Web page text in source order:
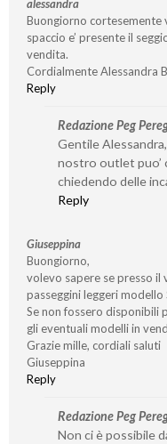
alessandra
Buongiorno cortesemente
spaccio e’ presente il
vendita.
Cordialmente Alessandra
Reply
Redazione Peg
Gentile
nostro outlet puo’
chiedendo delle
Reply
Giuseppina
Buongiorno,
volevo sapere se presso il
passeggini leggeri modello
Se non fossero disponibili
gli eventuali modelli in
Grazie mille, cordiali saluti
Giuseppina
Reply
Redazione Peg
Non ci è possibile